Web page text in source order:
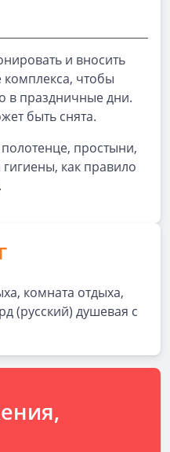
и вносить
чтобы
в праздничные дни.
быть снята.
простыни,
как правило
комната отдыха,
(русский) душевая с